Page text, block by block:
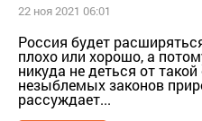
22 ноя 2021 06:01
Россия будет
плохо или хорошо, а
никуда не деться от
незыблемых законов
рассуждает...